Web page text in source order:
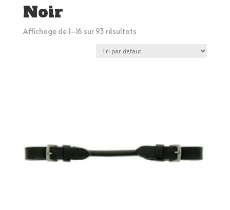
Noir
Affichage de 1–16 sur 93 résultats